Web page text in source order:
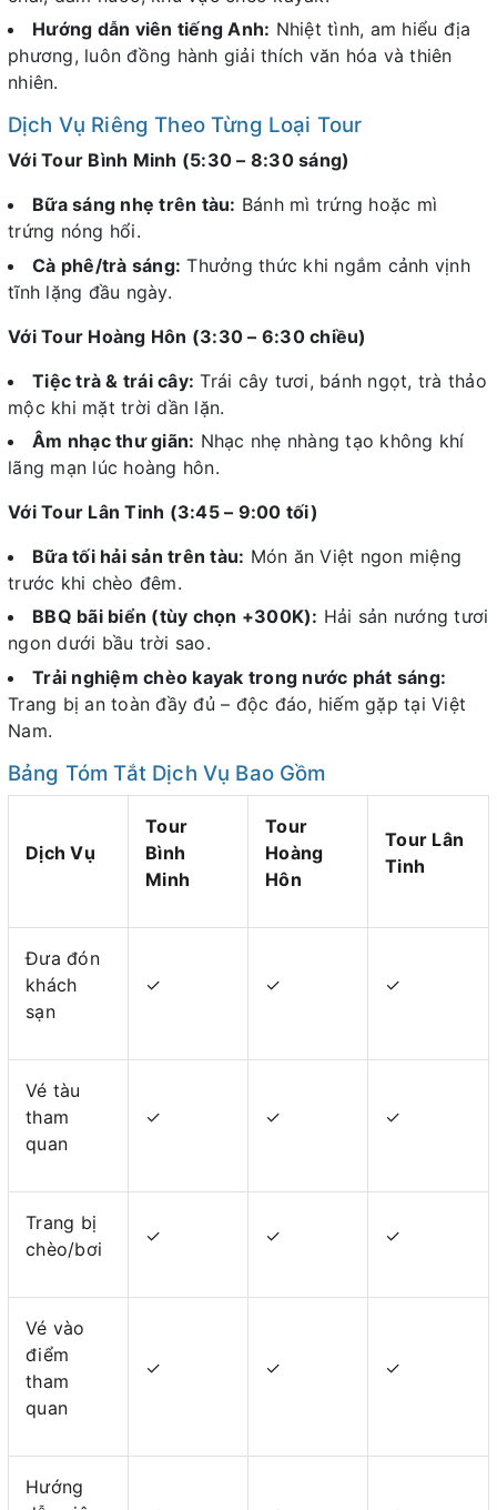
Hướng dẫn viên tiếng Anh: Nhiệt tình, am hiểu địa
phương, luôn đồng hành giải thích văn hóa và thiên
nhiên.
Dịch Vụ Riêng Theo Từng Loại Tour
Với Tour Bình Minh (5:30 – 8:30 sáng)
Bữa sáng nhẹ trên tàu: Bánh mì trứng hoặc mì
trứng nóng hổi.
Cà phê/trà sáng: Thưởng thức khi ngắm cảnh vịnh
tĩnh lặng đầu ngày.
Với Tour Hoàng Hôn (3:30 – 6:30 chiều)
Tiệc trà & trái cây: Trái cây tươi, bánh ngọt, trà thảo
mộc khi mặt trời dần lặn.
Âm nhạc thư giãn: Nhạc nhẹ nhàng tạo không khí
lãng mạn lúc hoàng hôn.
Với Tour Lân Tinh (3:45 – 9:00 tối)
Bữa tối hải sản trên tàu: Món ăn Việt ngon miệng
trước khi chèo đêm.
BBQ bãi biển (tùy chọn +300K): Hải sản nướng tươi
ngon dưới bầu trời sao.
Trải nghiệm chèo kayak trong nước phát sáng:
Trang bị an toàn đầy đủ – độc đáo, hiếm gặp tại Việt
Nam.
Bảng Tóm Tắt Dịch Vụ Bao Gồm
Dịch Vụ
Tour
Bình
Minh
Tour
Hoàng
Hôn
Tour Lân
Tinh
Đưa đón
khách
sạn
✓ ✓ ✓
Vé tàu
tham
quan
✓ ✓ ✓
Trang bị
chèo/bơi
✓ ✓ ✓
Vé vào
điểm
tham
quan
✓ ✓ ✓
Hướng